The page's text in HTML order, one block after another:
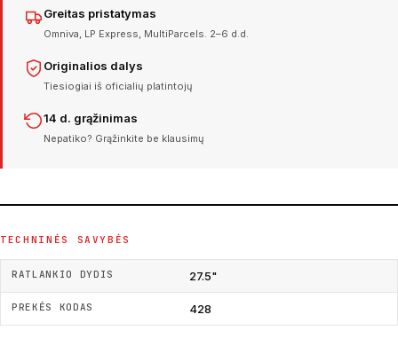
Greitas pristatymas
Omniva, LP Express, MultiParcels. 2–6 d.d.
Originalios dalys
Tiesiogiai iš oficialių platintojų
14 d. grąžinimas
Nepatiko? Grąžinkite be klausimų
TECHNINĖS SAVYBĖS
RATLANKIO DYDIS 27.5"
PREKĖS KODAS 428